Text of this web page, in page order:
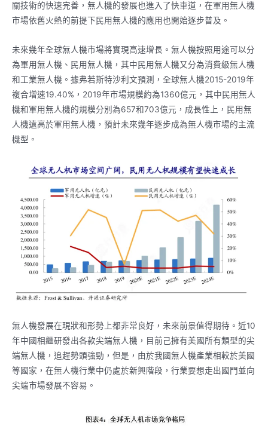
關技術的快速完善，無人機的發展也進入了快車道，在軍用無人機
市場依舊火熱的前提下民用無人機的應用也開始逐步普及。
未來幾年全球無人機市場將實現高速增長。無人機按照用途可以分
為軍用無人機、民用無人機，其中民用無人機又分為消費級無人機
和工業無人機。據弗若斯特沙利文預測，全球無人機2015-2019年
複合增速19.40%，2019年市場規模約為1360億元，其中民用無人
機和軍用無人機的規模分別為657和703億元，成長性上，民用無
人機遠高於軍用無人機，預計未來幾年逐步成為無人機市場的主流
機型。
無人機發展在現狀和形勢上都非常良好，未來前景值得期待。近10
年中國相繼研發出各款尖端無人機，目前己擁有美國所有類型的尖
端無人機，追趕勢頭強勁，但是，由於我國無人機產業相較於美國
等國家，在無人機行業中仍處於新興階段，行業要想走出國門並向
尖端市場發展不容易。